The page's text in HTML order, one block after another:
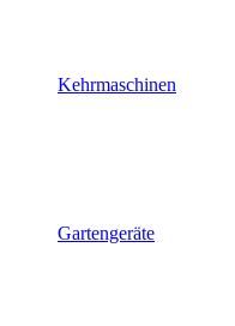
Kehrmaschinen
Gartengeräte